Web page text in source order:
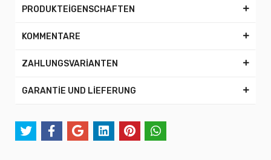
PRODUKTEİGENSCHAFTEN
KOMMENTARE
ZAHLUNGSVARİANTEN
GARANTİE UND LİEFERUNG